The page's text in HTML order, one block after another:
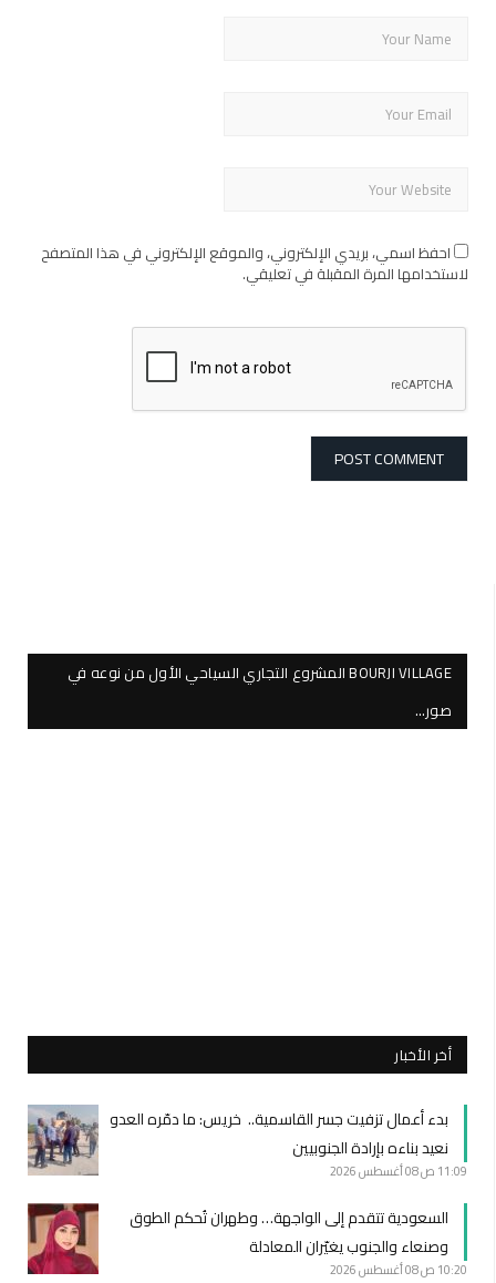
احفظ اسمي، بريدي الإلكتروني، والموقع الإلكتروني في هذا المتصفح
لاستخدامها المرة المقبلة في تعليقي.
BOURJI VILLAGE المشروع التجاري السياحي الأول من نوعه في
صور…
أخر الأخبار
بدء أعمال تزفيت جسر القاسمية.. خريس: ما دمّره العدو
نعيد بناءه بإرادة الجنوبيين
11:09 ص 08 أغسطس 2026
السعودية تتقدم إلى الواجهة… وطهران تُحكم الطوق
وصنعاء والجنوب يغيّران المعادلة
10:20 ص 08 أغسطس 2026